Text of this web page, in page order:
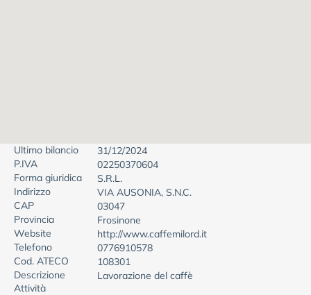
Ultimo bilancio
31/12/2024
P.IVA
02250370604
Forma giuridica
S.R.L.
Indirizzo
VIA AUSONIA, S.N.C.
CAP
03047
Provincia
Frosinone
Website
http://www.caffemilord.it
Telefono
0776910578
Cod. ATECO
108301
Descrizione
Attività
Lavorazione del caffè